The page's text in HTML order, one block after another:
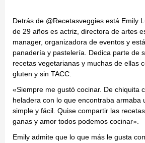
Detrás de @Recetasveggies está Emily
de 29 años es actriz, directora de artes
manager, organizadora de eventos y
panadería y pastelería. Dedica parte de
recetas vegetarianas y muchas de ellas
gluten y sin TACC.
«Siempre me gustó cocinar. De chiquita
heladera con lo que encontraba armaba
simple y fácil. Quise compartir las
ganas y amor todos podemos cocinar».
Emily admite que lo que más le gusta